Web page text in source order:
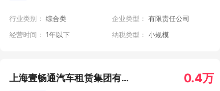
行业类别： 综合类 企业类型： 有限责任公司
经营时间：
1年以下 纳税类型： 小规模
上海壹畅通汽车租赁集团有限公司 0.4万